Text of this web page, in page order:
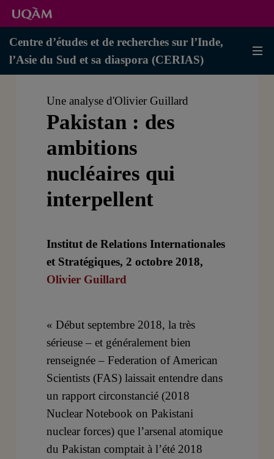
Centre d’études et de recherches sur l’Inde,
l’Asie du Sud et sa diaspora (CERIAS)
Une analyse d'Olivier Guillard
Pakistan : des
ambitions
nucléaires qui
interpellent
Institut de Relations Internationales
et Stratégiques, 2 octobre 2018,
Olivier Guillard
« Début septembre 2018, la très
sérieuse – et généralement bien
renseignée – Federation of American
Scientists (FAS) laissait entendre dans
un rapport circonstancié (2018
Nuclear Notebook on Pakistani
nuclear forces) que l’arsenal atomique
du Pakistan comptait à l’été 2018